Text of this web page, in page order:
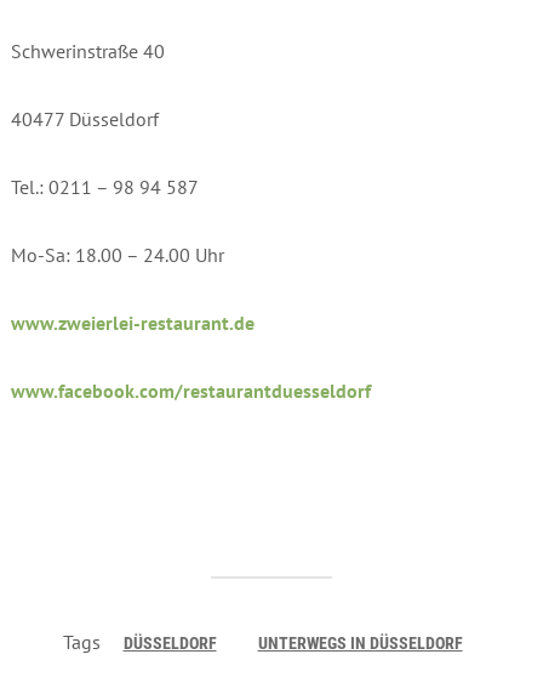
Schwerinstraße 40
40477 Düsseldorf
Tel.: 0211 – 98 94 587
Mo-Sa: 18.00 – 24.00 Uhr
www.zweierlei-restaurant.de
www.facebook.com/restaurantduesseldorf
Tags DÜSSELDORF UNTERWEGS IN DÜSSELDORF